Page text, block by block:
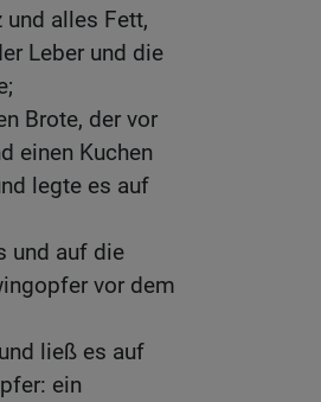
und alles Fett,
Leber und die
Brote, der vor
einen Kuchen
legte es auf
und auf die
vor dem
ließ es auf
ein